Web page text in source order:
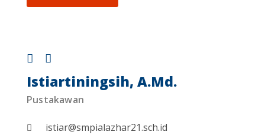
Istiartiningsih, A.Md.
Pustakawan
istiar@smpialazhar21.sch.id